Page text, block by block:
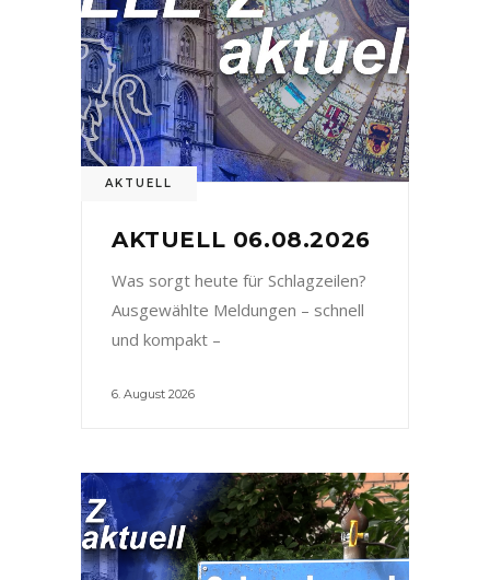
AKTUELL
AKTUELL 06.08.2026
Was sorgt heute für Schlagzeilen?
Ausgewählte Meldungen – schnell
und kompakt –
6. August 2026